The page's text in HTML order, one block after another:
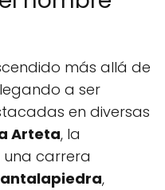
más allá de
a ser
en diversas
Arteta, la
carrera
,